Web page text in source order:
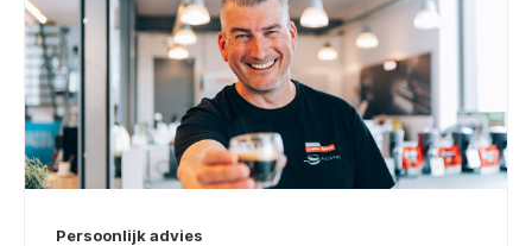
Persoonlijk advies